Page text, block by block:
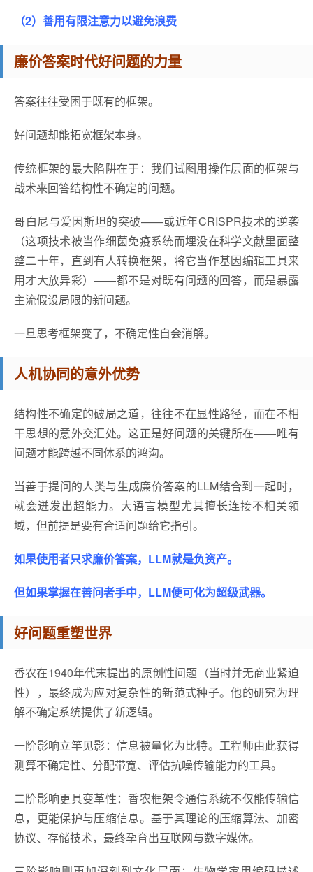
（2）善用有限注意力以避免浪费
廉价答案时代好问题的力量
答案往往受困于既有的框架。
好问题却能拓宽框架本身。
传统框架的最大陷阱在于：我们试图用操作层面的框架与
战术来回答结构性不确定的问题。
哥白尼与爱因斯坦的突破——或近年CRISPR技术的逆袭
（这项技术被当作细菌免疫系统而埋没在科学文献里面整
整二十年，直到有人转换框架，将它当作基因编辑工具来
用才大放异彩）——都不是对既有问题的回答，而是暴露
主流假设局限的新问题。
一旦思考框架变了，不确定性自会消解。
人机协同的意外优势
结构性不确定的破局之道，往往不在显性路径，而在不相
干思想的意外交汇处。这正是好问题的关键所在——唯有
问题才能跨越不同体系的鸿沟。
当善于提问的人类与生成廉价答案的LLM结合到一起时，
就会迸发出超能力。大语言模型尤其擅长连接不相关领
域，但前提是要有合适问题给它指引。
如果使用者只求廉价答案，LLM就是负资产。
但如果掌握在善问者手中，LLM便可化为超级武器。
好问题重塑世界
香农在1940年代末提出的原创性问题（当时并无商业紧迫
性），最终成为应对复杂性的新范式种子。他的研究为理
解不确定系统提供了新逻辑。
一阶影响立竿见影：信息被量化为比特。工程师由此获得
测算不确定性、分配带宽、评估抗噪传输能力的工具。
二阶影响更具变革性：香农框架令通信系统不仅能传输信
息，更能保护与压缩信息。基于其理论的压缩算法、加密
协议、存储技术，最终孕育出互联网与数字媒体。